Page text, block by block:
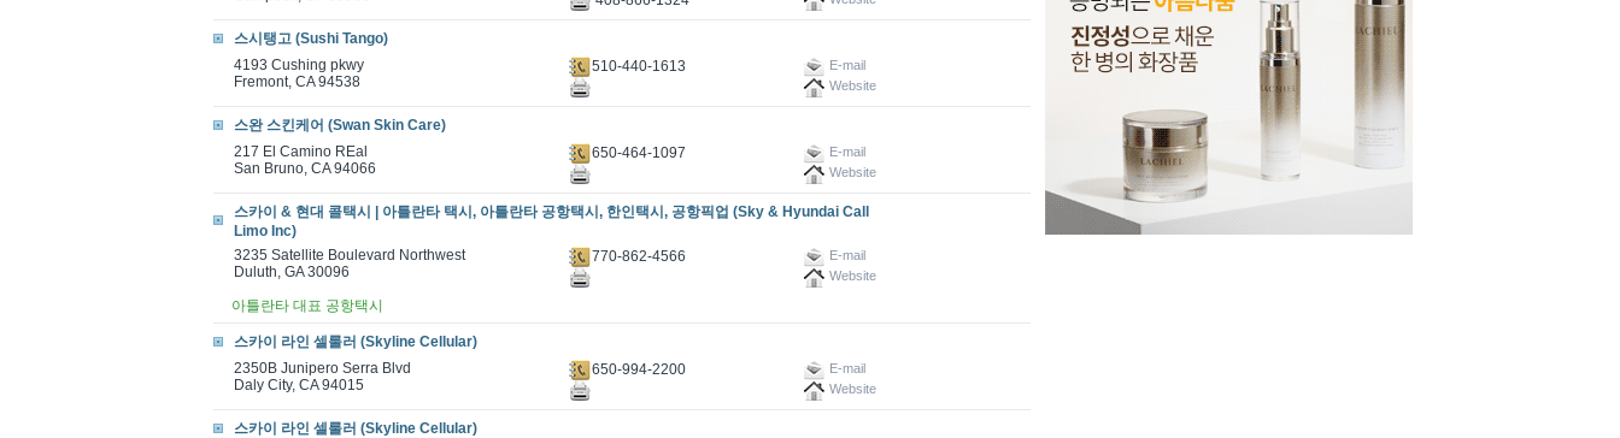
스시탱고 (Sushi Tango)
4193 Cushing pkwy
Fremont, CA 94538
510-440-1613
E-mail
Website
스완 스킨케어 (Swan Skin Care)
217 El Camino REal
San Bruno, CA 94066
650-464-1097
E-mail
Website
스카이 & 현대 콜택시 | 아틀란타 택시, 아틀란타 공항택시, 한인택시, 공항픽업 (Sky & Hyundai Call
Limo Inc)
3235 Satellite Boulevard Northwest
Duluth, GA 30096
770-862-4566
E-mail
Website
아틀란타 대표 공항택시
스카이 라인 셀룰러 (Skyline Cellular)
2350B Junipero Serra Blvd
Daly City, CA 94015
650-994-2200
E-mail
Website
스카이 라인 셀룰러 (Skyline Cellular)